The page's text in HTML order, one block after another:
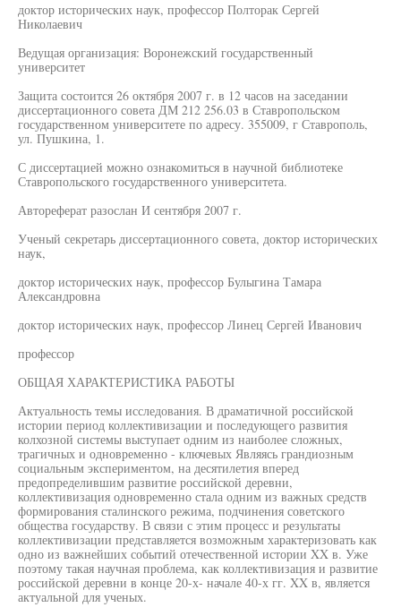
доктор исторических наук, профессор Полторак Сергей
Николаевич
Ведущая организация: Воронежский государственный
университет
Защита состоится 26 октября 2007 г. в 12 часов на заседании
диссертационного совета ДМ 212 256.03 в Ставропольском
государственном университете по адресу. 355009, г Ставрополь,
ул. Пушкина, 1.
С диссертацией можно ознакомиться в научной библиотеке
Ставропольского государственного университета.
Автореферат разослан И сентября 2007 г.
Ученый секретарь диссертационного совета, доктор исторических
наук,
доктор исторических наук, профессор Булыгина Тамара
Александровна
доктор исторических наук, профессор Линец Сергей Иванович
профессор
ОБЩАЯ ХАРАКТЕРИСТИКА РАБОТЫ
Актуальность темы исследования. В драматичной российской
истории период коллективизации и последующего развития
колхозной системы выступает одним из наиболее сложных,
трагичных и одновременно - ключевых Являясь грандиозным
социальным экспериментом, на десятилетия вперед
предопределившим развитие российской деревни,
коллективизация одновременно стала одним из важных средств
формирования сталинского режима, подчинения советского
общества государству. В связи с этим процесс и результаты
коллективизации представляется возможным характеризовать как
одно из важнейших событий отечественной истории XX в. Уже
поэтому такая научная проблема, как коллективизация и развитие
российской деревни в конце 20-х- начале 40-х гг. XX в, является
актуальной для ученых.